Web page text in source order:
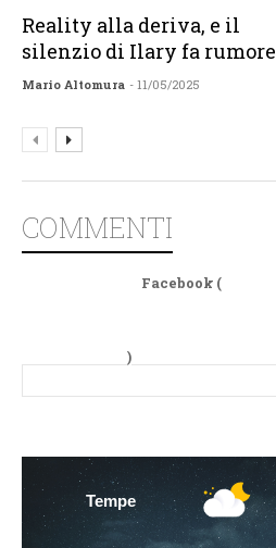
Reality alla deriva, e il
silenzio di Ilary fa rumore
Mario Altomura - 11/05/2025
COMMENTI
Facebook (
)
Tempe